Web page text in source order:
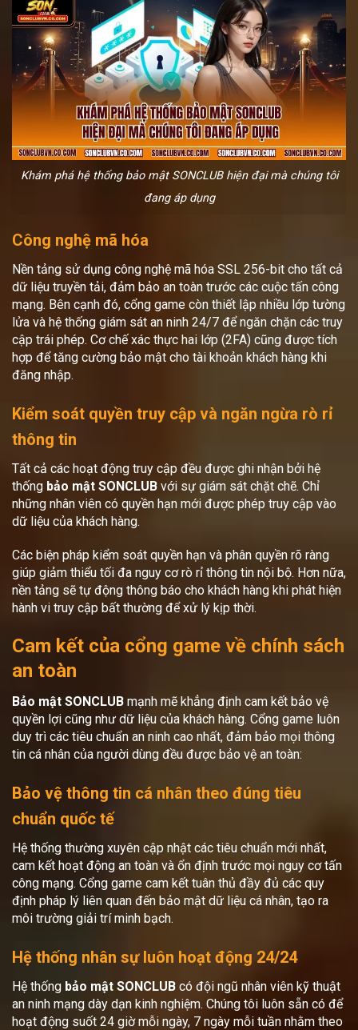
Khám phá hệ thống bảo mật SONCLUB hiện đại mà chúng tôi
đang áp dụng
Công nghệ mã hóa
Nền tảng sử dụng công nghệ mã hóa SSL 256-bit cho tất cả
dữ liệu truyền tải, đảm bảo an toàn trước các cuộc tấn công
mạng. Bên cạnh đó, cổng game còn thiết lập nhiều lớp tường
lửa và hệ thống giám sát an ninh 24/7 để ngăn chặn các truy
cập trái phép. Cơ chế xác thực hai lớp (2FA) cũng được tích
hợp để tăng cường bảo mật cho tài khoản khách hàng khi
đăng nhập.
Kiểm soát quyền truy cập và ngăn ngừa rò rỉ
thông tin
Tất cả các hoạt động truy cập đều được ghi nhận bởi hệ
thống bảo mật SONCLUB với sự giám sát chặt chẽ. Chỉ
những nhân viên có quyền hạn mới được phép truy cập vào
dữ liệu của khách hàng.
Các biện pháp kiểm soát quyền hạn và phân quyền rõ ràng
giúp giảm thiểu tối đa nguy cơ rò rỉ thông tin nội bộ. Hơn nữa,
nền tảng sẽ tự động thông báo cho khách hàng khi phát hiện
hành vi truy cập bất thường để xử lý kịp thời.
Cam kết của cổng game về chính sách
an toàn
Bảo mật SONCLUB mạnh mẽ khẳng định cam kết bảo vệ
quyền lợi cũng như dữ liệu của khách hàng. Cổng game luôn
duy trì các tiêu chuẩn an ninh cao nhất, đảm bảo mọi thông
tin cá nhân của người dùng đều được bảo vệ an toàn:
Bảo vệ thông tin cá nhân theo đúng tiêu
chuẩn quốc tế
Hệ thống thường xuyên cập nhật các tiêu chuẩn mới nhất,
cam kết hoạt động an toàn và ổn định trước mọi nguy cơ tấn
công mạng. Cổng game cam kết tuân thủ đầy đủ các quy
định pháp lý liên quan đến bảo mật dữ liệu cá nhân, tạo ra
môi trường giải trí minh bạch.
Hệ thống nhân sự luôn hoạt động 24/24
Hệ thống bảo mật SONCLUB có đội ngũ nhân viên kỹ thuật
an ninh mạng dày dạn kinh nghiệm. Chúng tôi luôn sẵn có để
hoạt động suốt 24 giờ mỗi ngày, 7 ngày mỗi tuần nhằm theo